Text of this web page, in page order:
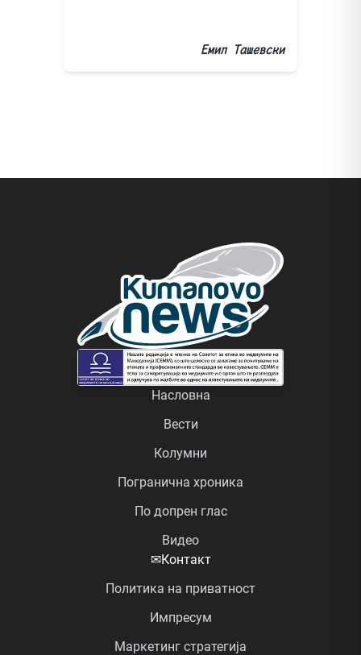
Емил Ташевски
Насловна
Вести
Колумни
Погранична хроника
По допрен глас
Видео
✉Контакт
Политика на приватност
Импресум
Маркетинг стратегија